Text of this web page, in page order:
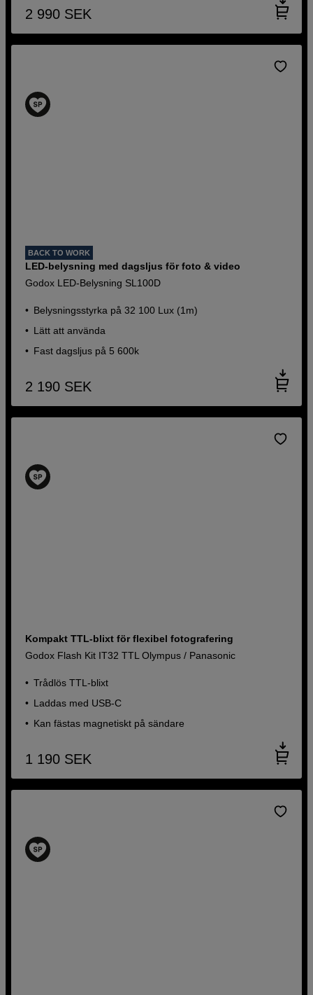
2 990 SEK
BACK TO WORK
LED-belysning med dagsljus för foto & video
Godox LED-Belysning SL100D
Belysningsstyrka på 32 100 Lux (1m)
Lätt att använda
Fast dagsljus på 5 600k
2 190 SEK
Kompakt TTL-blixt för flexibel fotografering
Godox Flash Kit IT32 TTL Olympus / Panasonic
Trådlös TTL-blixt
Laddas med USB-C
Kan fästas magnetiskt på sändare
1 190 SEK